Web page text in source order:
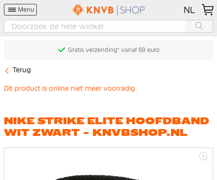
Menu NL
Gratis verzending* vanaf 69 euro
Terug
Dit product is online niet meer voorradig.
NIKE STRIKE ELITE HOOFDBAND
WIT ZWART - KNVBSHOP.NL